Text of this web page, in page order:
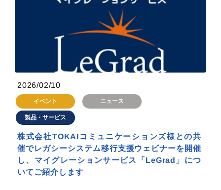
株式会社TOKAIコミュニケーションズ様との共
催でレガシーシステム移行支援ウェビナーを開催
し、マイグレーションサービス「LeGrad」につ
いてご紹介します
2026/02/10
イベント ニュース
製品・サービス